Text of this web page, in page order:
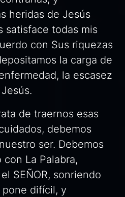
heridas de Jesús
satisface todas mis
con Sus riquezas
la carga de
la escasez
de traernos esas
debemos
ser. Debemos
La Palabra,
SEÑOR, sonriendo
difícil, y